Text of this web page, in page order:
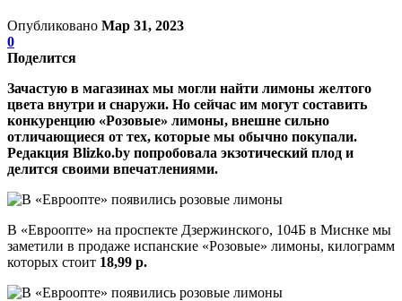
Опубликовано Мар 31, 2023
0
Поделится
Зачастую в магазинах мы могли найти лимоны желтого
цвета внутри и снаружи. Но сейчас им могут составить
конкуренцию «Розовые» лимоны, внешне сильно
отличающиеся от тех, которые мы обычно покупали.
Редакция Blizko.by попробовала экзотический плод и
делится своими впечатлениями.
В «Евроопте» на проспекте Дзержинского, 104Б в Миснке мы
заметили в продаже испанские «Розовые» лимоны, килограмм
которых стоит 18,99 р.